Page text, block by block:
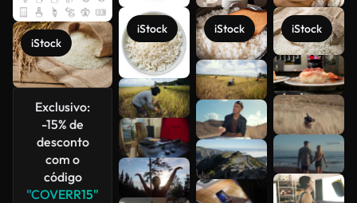
iStock
Exclusivo:
-15% de
desconto
com o
código
"COVERR15"
iStock iStock iStock
Veja mais